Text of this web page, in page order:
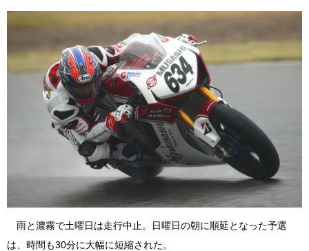
雨と濃霧で土曜日は走行中止。日曜日の朝に順延となった予選
は、時間も30分に大幅に短縮された。